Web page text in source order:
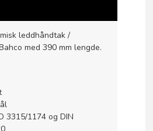
leddhåndtak /
med 390 mm lengde.
3315/1174 og DIN